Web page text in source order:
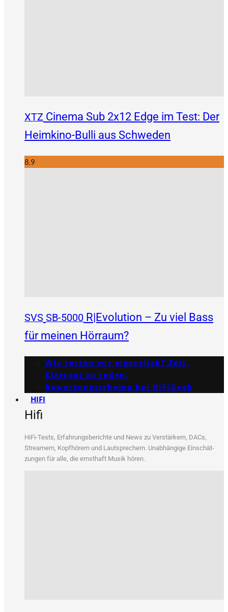
XTZ Cinema Sub 2x12 Edge im Test: Der
Heimkino-Bulli aus Schweden
8.9
SVS SB-5000 R|Evolution – Zu viel Bass
für meinen Hörraum?
Wie testen wir eigentlich? Zeit,
Klartext zu reden.
Bewertungs­schema bei HiFiGeek
HIFI
Hifi
HiFi-Tests, Erfah­rungs­be­rich­te und News zu Ver­stär­kern, DACs,
Strea­mern, Kopf­hö­rern und Laut­spre­chern. Unab­hän­gi­ge Ein­schät­
zun­gen für alle, die ernst­haft Musik hören.